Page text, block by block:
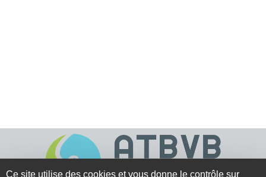
Ce site utilise des cookies et vous donne le contrôle sur